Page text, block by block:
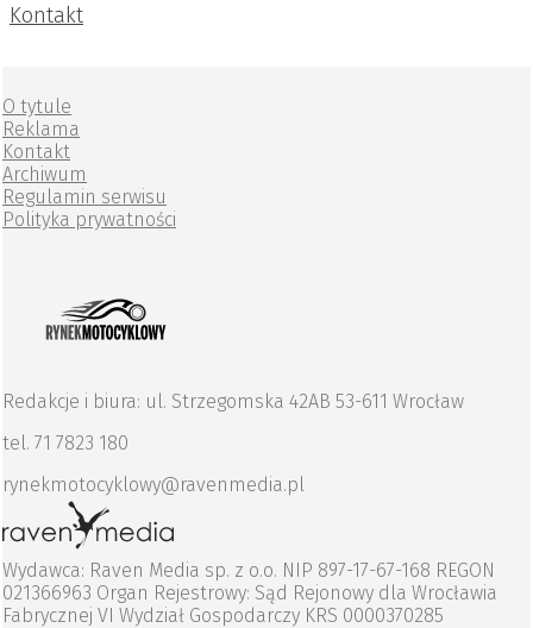
Kontakt
O tytule
Reklama
Kontakt
Archiwum
Regulamin serwisu
Polityka prywatności
Redakcje i biura: ul. Strzegomska 42AB 53-611 Wrocław
tel. 71 7823 180
rynekmotocyklowy@ravenmedia.pl
Wydawca: Raven Media sp. z o.o. NIP 897-17-67-168 REGON
021366963 Organ Rejestrowy: Sąd Rejonowy dla Wrocławia
Fabrycznej VI Wydział Gospodarczy KRS 0000370285